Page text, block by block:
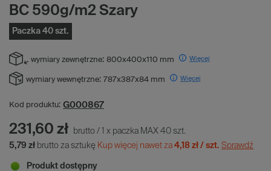
BC 590g/m2 Szary
Paczka 40 szt.
wymiary zewnętrzne: 800x400x110 mm Więcej
wymiary wewnętrzne: 787x387x84 mm Więcej
Kod produktu: G000867
231,60 zł brutto / 1 x paczka MAX 40 szt.
5,79 zł brutto za sztukę Kup więcej nawet za 4,18 zł / szt. Sprawdź
Produkt dostępny